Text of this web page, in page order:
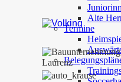
Alte
Termine